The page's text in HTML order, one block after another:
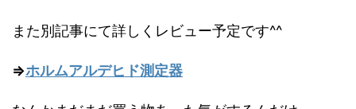
また別記事にて詳しくレビュー予定です^^
⇒ホルムアルデヒド測定器